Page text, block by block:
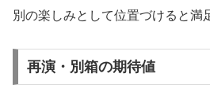
別の楽しみとして位置づけると満
再演・別箱の期待値